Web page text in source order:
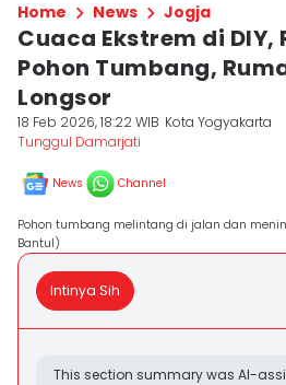
Home News Jogja
Cuaca Ekstrem di DIY,
Pohon Tumbang,
Longsor
18 Feb 2026, 18:22 WIB Kota Yogyakarta
Tunggul Damarjati
News Channel
Pohon tumbang melintang di jalan dan
Bantul)
Intinya Sih
This section summary was AI-